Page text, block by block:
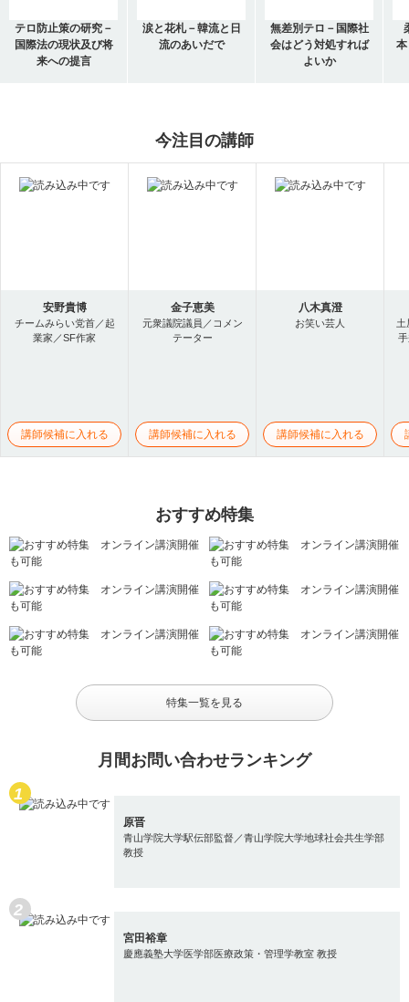
テロ防止策の研究－
国際法の現状及び将
来への提言
涙と花札－韓流と日
流のあいだで
無差別テロ－国際社
会はどう対処すれば
よいか
今注目の講師
安野貴博
チームみらい党首／起
業家／SF作家
講師候補に入れる
金子恵美
元衆議院議員／コメン
テーター
講師候補に入れる
八木真澄
お笑い芸人
講師候補に入れる
土
おすすめ特集
特集一覧を見る
月間お問い合わせランキング
原晋
青山学院大学駅伝部監督／青山学院大学地球社会共生学部
教授
宮田裕章
慶應義塾大学医学部医療政策・管理学教室 教授